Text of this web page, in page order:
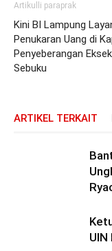
Artikulli paraprak
Kini BI Lampung
Penukaran Uang di
Penyeberangan
Sebuku
ARTIKEL TERKAIT